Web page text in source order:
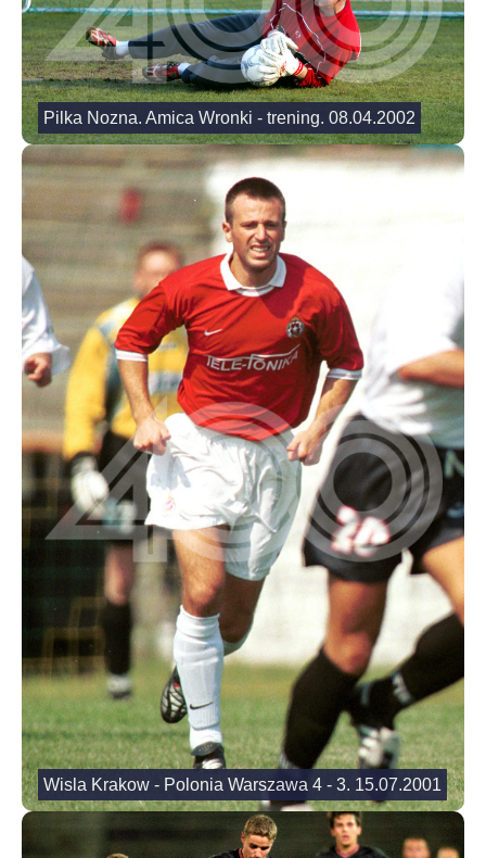
Pilka Nozna. Amica Wronki - trening. 08.04.2002
Wisla Krakow - Polonia Warszawa 4 - 3. 15.07.2001